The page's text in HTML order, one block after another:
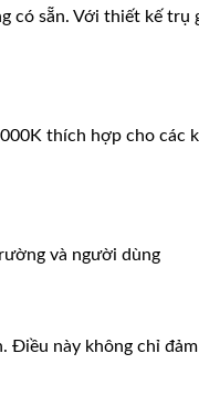
có sẵn. Với thiết kế trụ
thích hợp cho các
và người dùng
Điều này không chỉ